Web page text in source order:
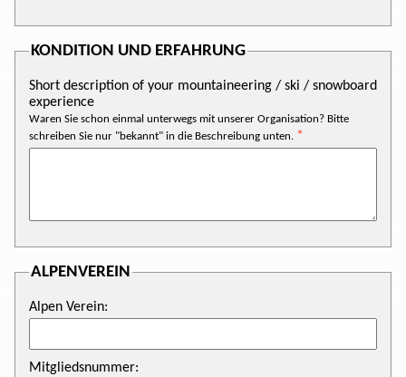
KONDITION UND ERFAHRUNG
Short description of your mountaineering / ski / snowboard
experience
Waren Sie schon einmal unterwegs mit unserer Organisation? Bitte
schreiben Sie nur "bekannt" in die Beschreibung unten.
ALPENVEREIN
Alpen Verein:
Mitgliedsnummer: